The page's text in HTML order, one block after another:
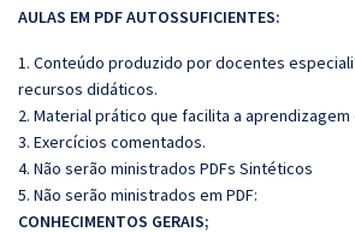
AULAS EM PDF AUTOSSUFICIENTES:
1. Conteúdo produzido por docentes
recursos didáticos.
2. Material prático que facilita a
3. Exercícios comentados.
4. Não serão ministrados PDFs Sintéticos
5. Não serão ministrados em PDF:
CONHECIMENTOS GERAIS;